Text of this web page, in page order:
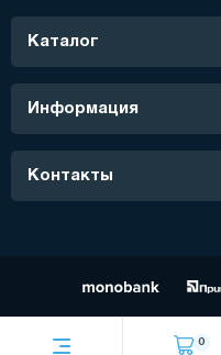
0
Каталог
Информация
Контакты